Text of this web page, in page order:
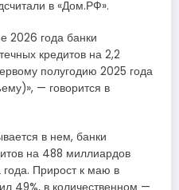
в «Дом.РФ».
2026 года банки
кредитов на 2,2
полугодию 2025 года
— говорится в
в нем, банки
на 488 миллиардов
Прирост к маю в